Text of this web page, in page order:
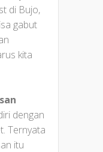
di Bujo,
gabut
kita
dengan
Ternyata
itu